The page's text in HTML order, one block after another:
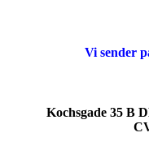
Vi sender
Kochsgade 35 B